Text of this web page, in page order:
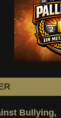
Bullying,